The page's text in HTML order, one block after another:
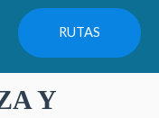
RUTAS
Y